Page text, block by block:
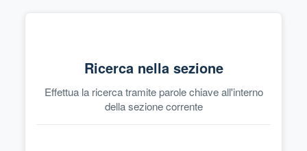
Ricerca nella sezione
Effettua la ricerca tramite parole chiave all'interno
della sezione corrente